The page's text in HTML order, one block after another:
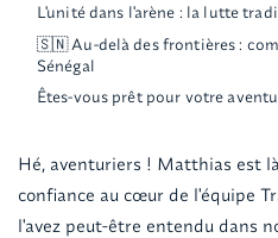
L'unité dans l'arène : la lutte
🇸🇳 Au-delà des frontières :
Sénégal
Êtes-vous prêt pour votre
Hé, aventuriers ! Matthias est
confiance au cœur de l'équipe
l'avez peut-être entendu dans